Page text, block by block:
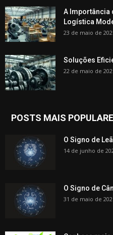
A Importância
Logística
23 de maio de
Soluções
22 de maio de
POSTS MAIS
O Signo de
14 de junho de
O Signo de
31 de maio de